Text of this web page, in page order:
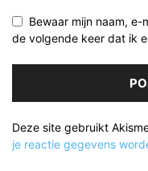
Bewaar mijn naam,
de volgende keer dat ik
Deze site gebruikt
je reactie gegevens